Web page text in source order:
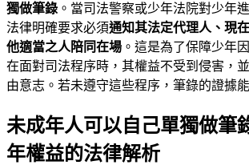
獨做筆錄 。當司法警察或少年法院對少年
法律明確要求必須通知其法定代理人、現
他適當之人陪同在場 。這是為了保障少年
在面對司法程序時，其權益不受到侵害，
由意志。若未遵守這些程序，筆錄的證據
未成年人可以自己單獨做筆
年權益的法律解析